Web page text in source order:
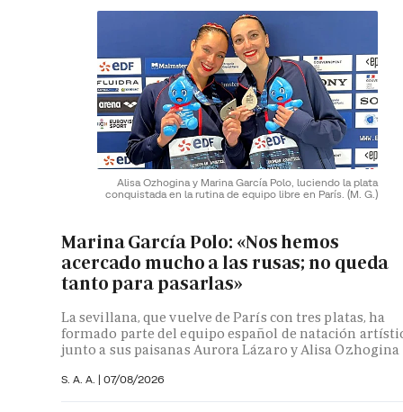
Alisa Ozhogina y Marina García Polo, luciendo la plata
conquistada en la rutina de equipo libre en París. (M. G.)
Marina García Polo: «Nos hemos
acercado mucho a las rusas; no queda
tanto para pasarlas»
La sevillana, que vuelve de París con tres platas, ha
formado parte del equipo español de natación
junto a sus paisanas Aurora Lázaro y Alisa Ozhogina
S. A. A. | 07/08/2026